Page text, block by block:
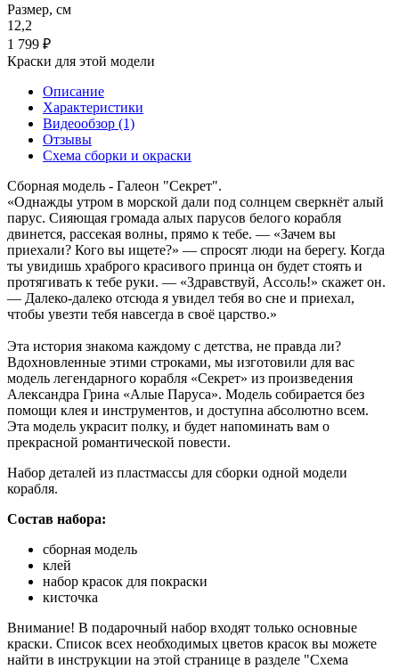
Размер, см
12,2
1 799 ₽
Краски для этой модели
Описание
Характеристики
Видеообзор (1)
Отзывы
Схема сборки и окраски
Сборная модель - Галеон "Секрет".
«Однажды утром в морской дали под солнцем сверкнёт алый
парус. Сияющая громада алых парусов белого корабля
двинется, рассекая волны, прямо к тебе. — «Зачем вы
приехали? Кого вы ищете?» — спросят люди на берегу. Когда
ты увидишь храброго красивого принца он будет стоять и
протягивать к тебе руки. — «Здравствуй, Ассоль!» скажет он.
— Далеко-далеко отсюда я увидел тебя во сне и приехал,
чтобы увезти тебя навсегда в своё царство.»
Эта история знакома каждому с детства, не правда ли?
Вдохновленные этими строками, мы изготовили для вас
модель легендарного корабля «Секрет» из произведения
Александра Грина «Алые Паруса». Модель собирается без
помощи клея и инструментов, и доступна абсолютно всем.
Эта модель украсит полку, и будет напоминать вам о
прекрасной романтической повести.
Набор деталей из пластмассы для сборки одной модели
корабля.
Состав набора:
сборная модель
клей
набор красок для покраски
кисточка
Внимание! В подарочный набор входят только основные
краски. Список всех необходимых цветов красок вы можете
найти в инструкции на этой странице в разделе "Схема